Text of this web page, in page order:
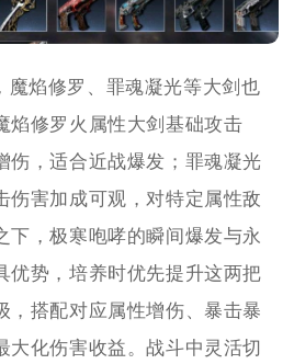
魔焰修罗、罪魂凝光等大剑也
焰修罗火属性大剑基础攻击
伤，适合近战爆发；罪魂凝光
伤害加成可观，对特定属性敌
下，极寒咆哮的瞬间爆发与永
优势，培养时优先提升这两把
，搭配对应属性增伤、暴击暴
大化伤害收益。战斗中灵活切